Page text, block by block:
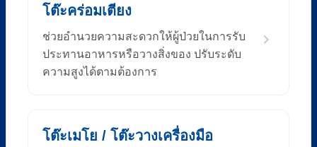
โต๊ะคร่อมเตียง
ช่วยอำนวยความสะดวกให้ผู้ป่วยในการรับ
ประทานอาหารหรือวางสิ่งของ ปรับระดับ
ความสูงได้ตามต้องการ
โต๊ะเมโย / โต๊ะวางเครื่องมือ